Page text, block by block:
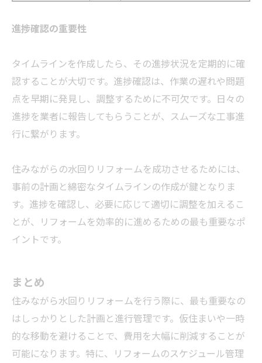
進捗確認の重要性
タイムラインを作成したら、その進捗状況を定期的に確
認することが大切です。進捗確認は、作業の遅れや問題
点を早期に発見し、調整するために不可欠です。日々の
進捗を業者に報告してもらうことが、スムーズな工事進
行に繋がります。
住みながらの水回りリフォームを成功させるためには、
事前の計画と綿密なタイムラインの作成が鍵となりま
す。進捗を確認し、必要に応じて適切に調整を加えるこ
とが、リフォームを効率的に進めるための最も重要なポ
イントです。
まとめ
住みながら水回りリフォームを行う際に、最も重要なの
はしっかりとした計画と進行管理です。仮住まいや一時
的な移動を避けることで、費用を大幅に削減することが
可能になります。特に、リフォームのスケジュール管理